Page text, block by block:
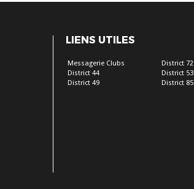
LIENS UTILES
Messagerie Clubs
District 44
District 49
District 72
District 53
District 85